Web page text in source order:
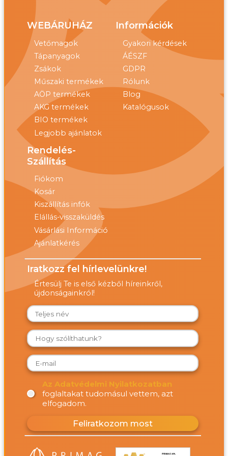
WEBÁRUHÁZ
Vetőmagok
Tápanyagok
Zsákok
Műszaki termékek
AÖP termékek
AKG termékek
BIO termékek
Legjobb ajánlatok
Információk
Gyakori kérdések
ÁÉSZF
GDPR
Rólunk
Blog
Katalógusok
Rendelés-
Szállítás
Fiókom
Kosár
Kiszállítás infók
Elállás-visszaküldés
Vásárlási Információ
Ajánlatkérés
Iratkozz fel hírlevelünkre!
Értesülj Te is első kézből híreinkről,
újdonságainkról!
Az Adatvédelmi Nyilatkozatban
foglaltakat tudomásul vettem, azt
elfogadom.
Feliratkozom most